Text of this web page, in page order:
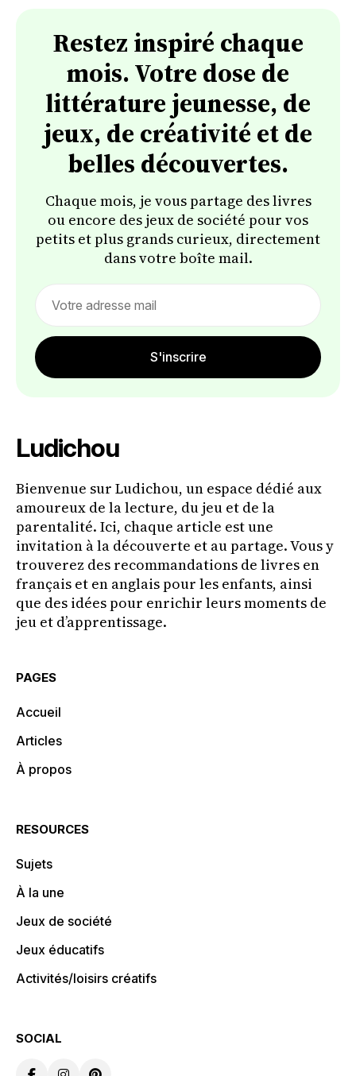
Restez inspiré chaque
mois. Votre dose de
littérature jeunesse, de
jeux, de créativité et de
belles découvertes.
Chaque mois, je vous partage des livres
ou encore des jeux de société pour vos
petits et plus grands curieux, directement
dans votre boîte mail.
S'inscrire
Ludichou
Bienvenue sur Ludichou, un espace dédié aux
amoureux de la lecture, du jeu et de la
parentalité. Ici, chaque article est une
invitation à la découverte et au partage. Vous y
trouverez des recommandations de livres en
français et en anglais pour les enfants, ainsi
que des idées pour enrichir leurs moments de
jeu et d’apprentissage.
PAGES
Accueil
Articles
À propos
RESOURCES
Sujets
À la une
Jeux de société
Jeux éducatifs
Activités/loisirs créatifs
SOCIAL